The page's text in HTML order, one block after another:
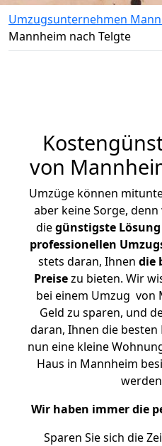
Umzugsunternehmen
Mannheim nach Telgte
von
Umzüge können
aber keine Sorge,
diegünstigste Lösung
professionellen
stets daran, Ihnen die
Preisezu bieten. Wir
bei einem Umzug von
Geld zu sparen, und
daran, Ihnen die besten
nun eine kleine
Haus in Mannheim
Wir haben immer die
Sparen Sie sich die